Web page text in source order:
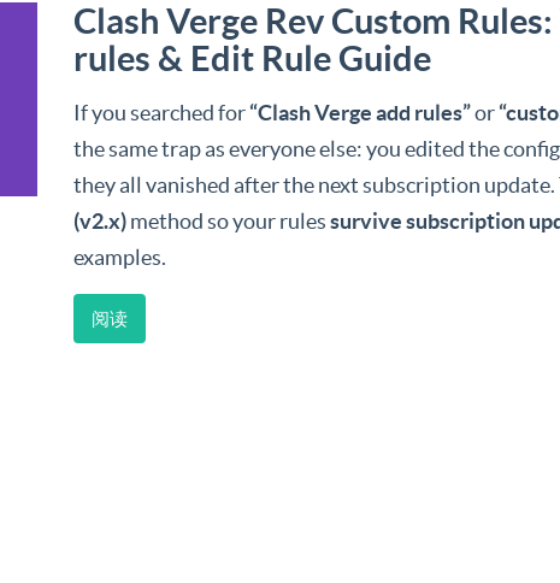
Clash Verge Rev Custom
rules & Edit Rule Guide
If you searched for“Clash Verge add rules”or
the same trap as everyone else: you edited the
they all vanished after the next subscription update.
(v2.x)method so your rulessurvive subscription
examples.
阅读